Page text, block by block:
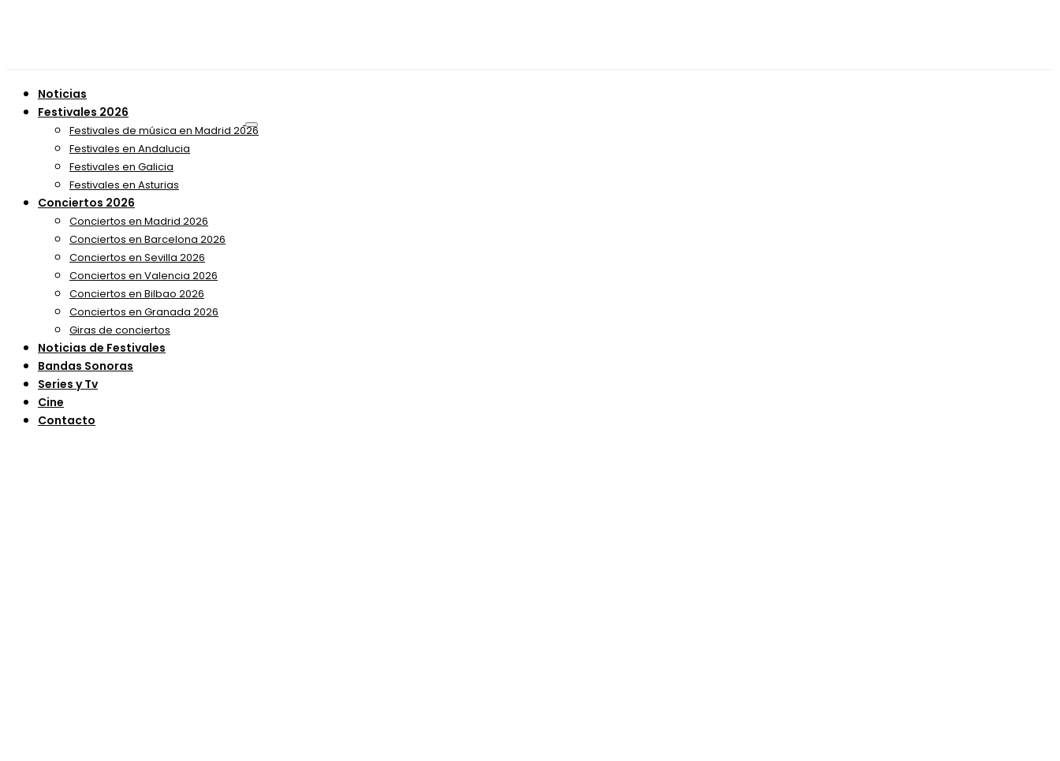
Noticias
Festivales 2026
Festivales de música en Madrid 2026
Festivales en Andalucia
Festivales en Galicia
Festivales en Asturias
Conciertos 2026
Conciertos en Madrid 2026
Conciertos en Barcelona 2026
Conciertos en Sevilla 2026
Conciertos en Valencia 2026
Conciertos en Bilbao 2026
Conciertos en Granada 2026
Giras de conciertos
Noticias de Festivales
Bandas Sonoras
Series y Tv
Cine
Contacto